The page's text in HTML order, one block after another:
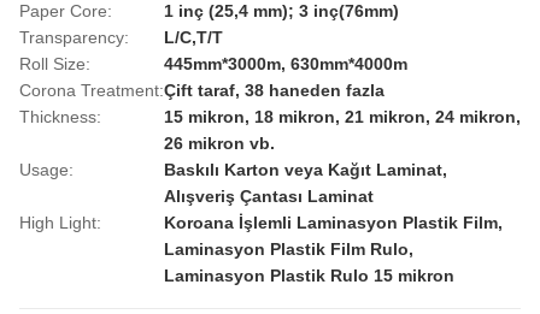
Paper Core:
1 inç (25,4 mm); 3 inç(76mm)
Transparency:
L/C,T/T
Roll Size:
445mm*3000m, 630mm*4000m
Corona Treatment:Çift taraf, 38 haneden fazla
Thickness:
15 mikron, 18 mikron, 21 mikron, 24 mikron,
26 mikron vb.
Usage:
Baskılı Karton veya Kağıt Laminat,
Alışveriş Çantası Laminat
High Light:
Koroana İşlemli Laminasyon Plastik Film,
Laminasyon Plastik Film Rulo,
Laminasyon Plastik Rulo 15 mikron